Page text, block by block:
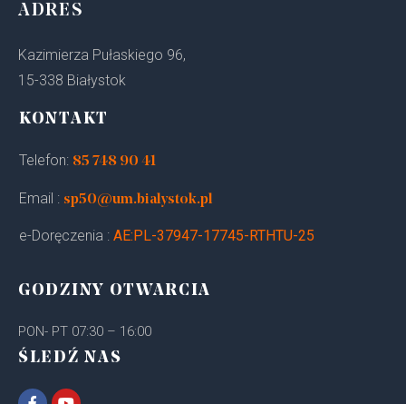
ADRES
Kazimierza Pułaskiego 96,
15-338 Białystok
KONTAKT
Telefon: 85 748 90 41
Email : sp50@um.bialystok.pl
e-Doręczenia : AE:PL-37947-17745-RTHTU-25
GODZINY OTWARCIA
PON- PT 07:30 – 16:00
ŚLEDŹ NAS